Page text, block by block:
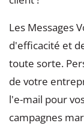
Les Messages
d'efficacité et
toute sorte.
de votre
l'e-mail pour
campagnes